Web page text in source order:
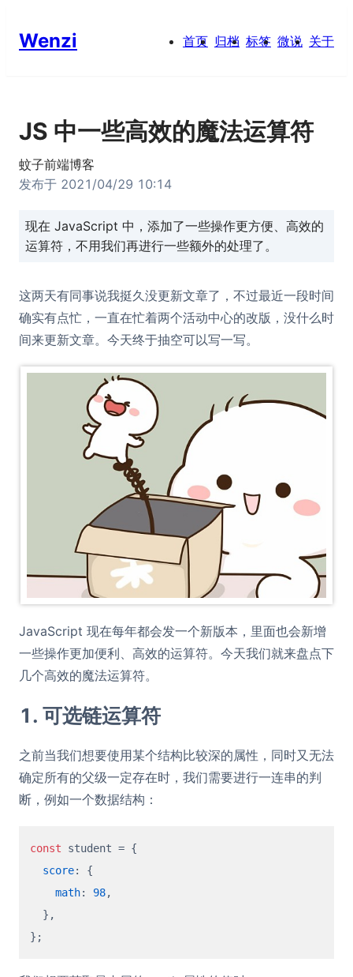
Wenzi 首页 归档 标签 微说 关于
JS 中一些高效的魔法运算符
蚊子前端博客
发布于 2021/04/29 10:14
现在 JavaScript 中，添加了一些操作更方便、高效的
运算符，不用我们再进行一些额外的处理了。
这两天有同事说我挺久没更新文章了，不过最近一段时间
确实有点忙，一直在忙着两个活动中心的改版，没什么时
间来更新文章。今天终于抽空可以写一写。
JavaScript 现在每年都会发一个新版本，里面也会新增
一些操作更加便利、高效的运算符。今天我们就来盘点下
几个高效的魔法运算符。
1. 可选链运算符
之前当我们想要使用某个结构比较深的属性，同时又无法
确定所有的父级一定存在时，我们需要进行一连串的判
断，例如一个数据结构：
const student = {
score: {
math: 98,
  },